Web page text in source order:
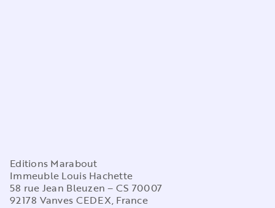
Editions Marabout
Immeuble Louis Hachette
58 rue Jean Bleuzen – CS 70007
92178 Vanves CEDEX, France